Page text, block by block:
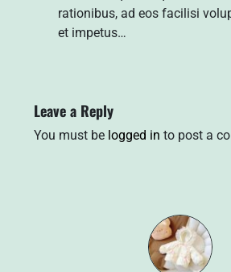
rationibus, ad eos facilisi
et impetus…
Leave a Reply
You must be logged in to post a